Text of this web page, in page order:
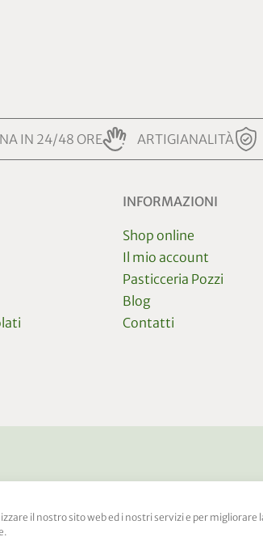
il nostro sito web ed i nostri servizi e per migliorare
IN 24/48 ORE ARTIGIANALITÀ
INFORMAZIONI
Shop online
Il mio account
Pasticceria Pozzi
Blog
Contatti